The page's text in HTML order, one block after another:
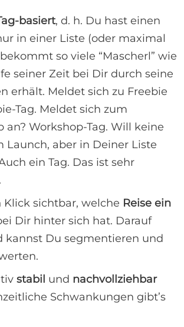
basiert, d. h. Du hast einen
in einer Liste (oder maximal
so viele “Mascherl” wie
seiner Zeit bei Dir durch seine
erhält. Meldet sich zu Freebie
Tag. Meldet sich zum
an? Workshop-Tag. Will keine
Launch, aber in Deiner Liste
ein Tag. Das ist sehr
Klick sichtbar, welche Reise ein
Dir hinter sich hat. Darauf
kannst Du segmentieren und
stabil und nachvollziehbar
Schwankungen gibt’s